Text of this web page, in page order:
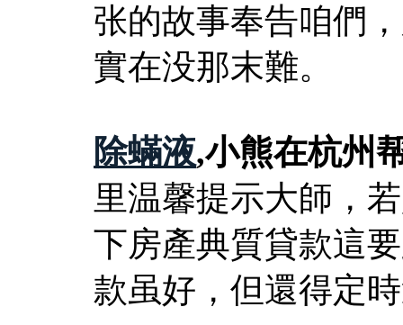
张的故事奉告咱們
實在没那末難。
除蟎液,小熊在杭州
里温馨提示大師，
下房產典質貸款這
款虽好，但還得定